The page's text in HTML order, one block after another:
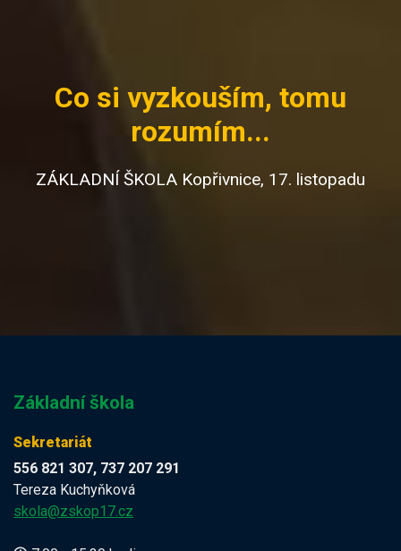
Co si vyzkouším, tomu
rozumím...
ZÁKLADNÍ ŠKOLA Kopřivnice, 17. listopadu
Základní škola
Sekretariát
556 821 307, 737 207 291
Tereza Kuchyňková
skola@zskop17.cz